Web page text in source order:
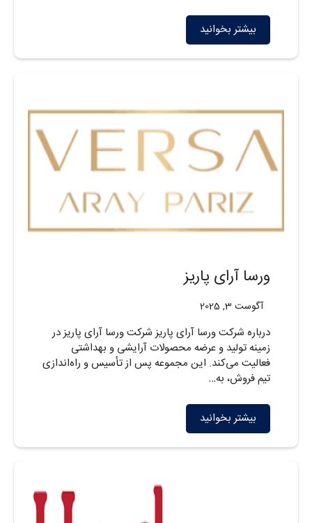
بیشتر بخوانید
ورسا آرای پاریز
آگوست 3, 2025
درباره شرکت ورسا آرای پاریز شرکت ورسا آرای پاریز در
زمینه تولید و عرضه محصولات آرایشی و بهداشتی
فعالیت می‌کند. این مجموعه پس از تأسیس و راه‌اندازی
تیم فروش، به…
بیشتر بخوانید